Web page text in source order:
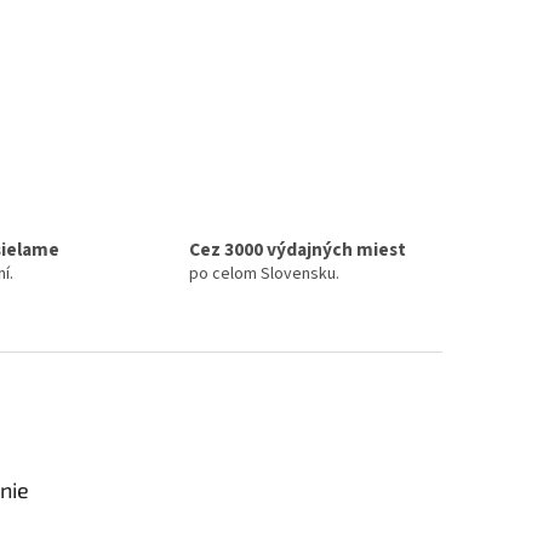
Cez 3000 výdajných miest
po celom Slovensku.